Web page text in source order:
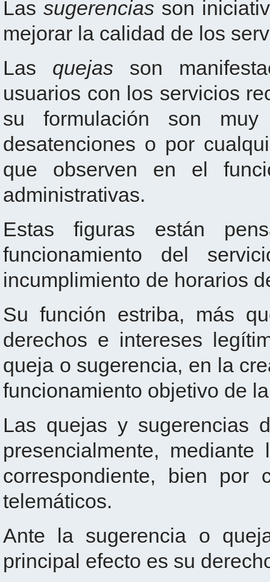
Lassugerencias son
mejorar la calidad de los
Las quejasson
usuarios con los servicios
su formulación son muy
desatenciones o por
que observen en el
administrativas.
Estas figuras están
funcionamiento del
incumplimiento de horarios
Su función estriba, más
derechos e intereses
queja o sugerencia, en la
funcionamiento objetivo de
Las quejas y sugerencias
presencialmente,
correspondiente, bien por
telemáticos.
Ante la sugerencia o
principal efecto es su